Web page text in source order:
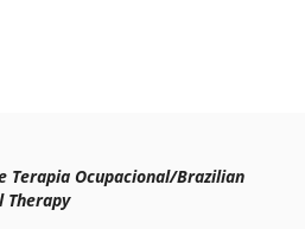
Terapia Ocupacional/Brazilian
Therapy